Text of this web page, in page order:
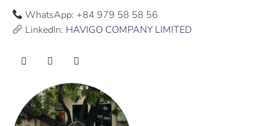
WhatsApp: +84 979 58 58 56
LinkedIn: HAVIGO COMPANY LIMITED